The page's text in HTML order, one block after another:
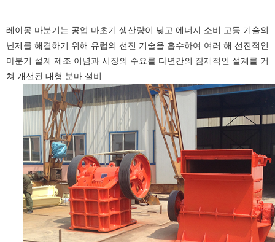
레이몽 마분기는 공업 마초기 생산량이 낮고 에너지 소비 고등 기술의
난제를 해결하기 위해 유럽의 선진 기술을 흡수하여 여러 해 선진적인
마분기 설계 제조 이념과 시장의 수요를 다년간의 잠재적인 설계를 거
쳐 개선된 대형 분마 설비.